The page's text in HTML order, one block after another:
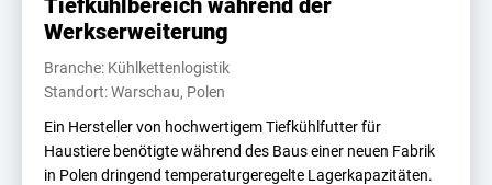
Werkserweiterung
Branche: Kühlkettenlogistik
Standort: Warschau, Polen
Ein Hersteller von hochwertigem Tiefkühlfutter für
Haustiere benötigte während des Baus einer neuen Fabrik
in Polen dringend temperaturgeregelte Lagerkapazitäten.